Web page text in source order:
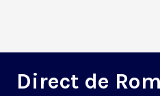
Direct de